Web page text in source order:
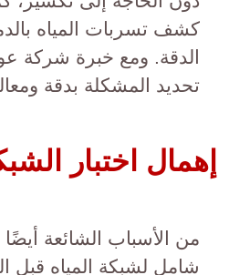
كشف تسربات المياه
الدقة. ومع خبرة شركة
تحديد المشكلة بدقة
إهمال اختبار
من الأسباب الشائعة أيضًا
شامل لشبكة المياه قبل